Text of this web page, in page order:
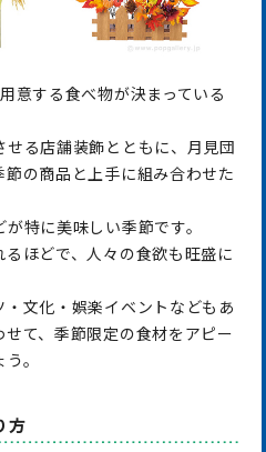
意する食べ物が決まっている
る店舗装飾とともに、月見団
の商品と上手に組み合わせた
特に美味しい季節です。
ほどで、人々の食欲も旺盛に
文化・娯楽イベントなどもあ
て、季節限定の食材をアピー
。
方